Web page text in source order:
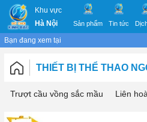
Khu vực
Hà Nội
Sản phẩm Tin tức
Bạn đang xem tại
THIẾT BỊ THỂ THAO
Trượt cầu vồng sắc mầu Liên